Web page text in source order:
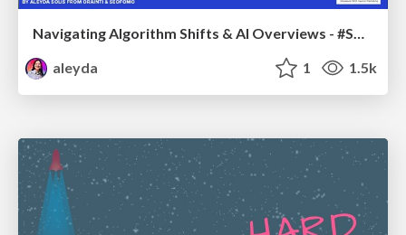
Navigating Algorithm Shifts & AI Overviews - #SMXNext
aleyda
1 1.5k